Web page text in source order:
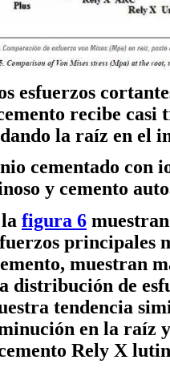
esfuerzos
recibe casi
la raíz en el
cementado con
y cemento
figura 6
principales
muestran
distribución de
tendencia
en la raíz
Rely X